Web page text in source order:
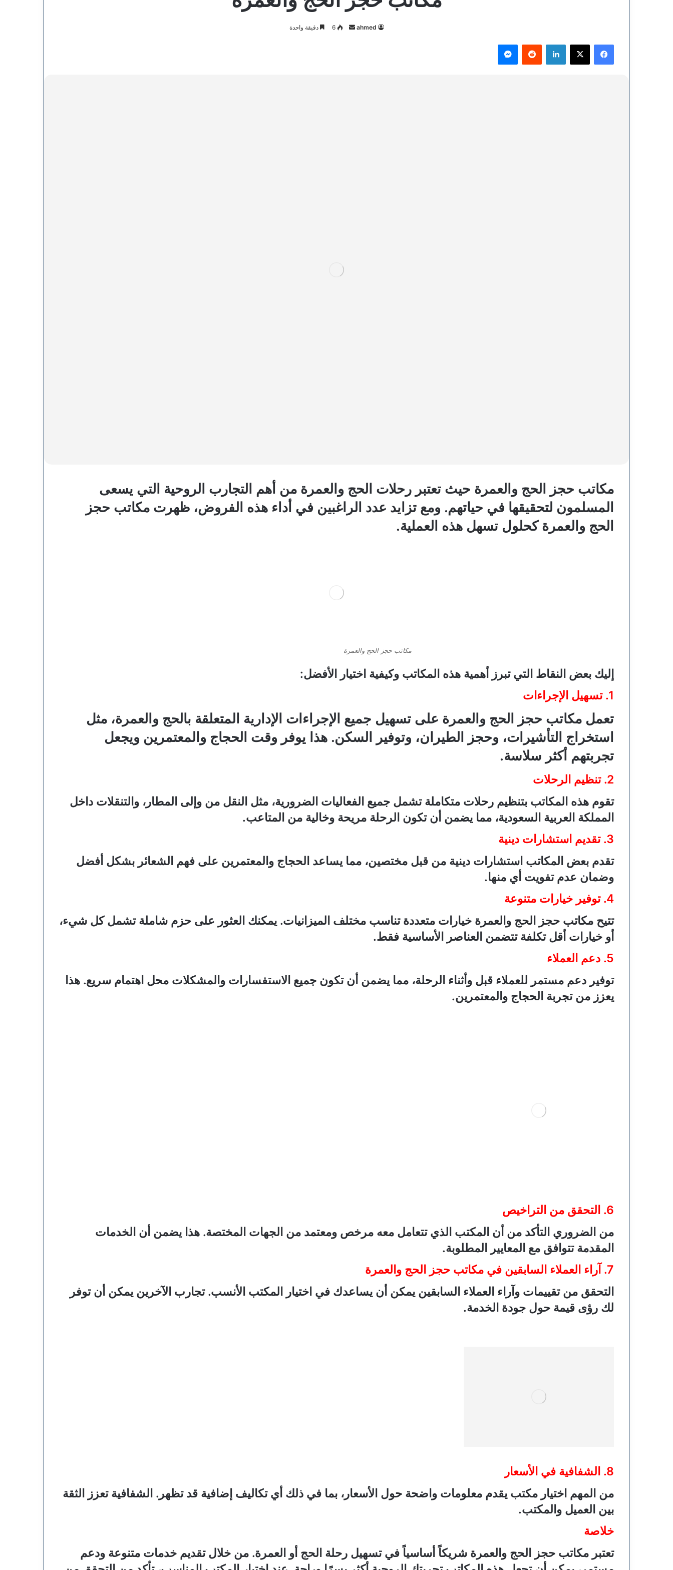
ahmed
أرسل6 دقيقة واحدة
فيسبوك ‫X لينكدإن ماسنجر
مكاتب حجز الحج والعمرة حيث تعتبر رحلات الحج والعمرة من أهم التجارب الروحية التي يسعى
المسلمون لتحقيقها في حياتهم. ومع تزايد عدد الراغبين في أداء هذه الفروض، ظهرت مكاتب حجز
الحج والعمرة كحلول تسهل هذه العملية.
مكاتب حجز الحج والعمرة
إليك بعض النقاط التي تبرز أهمية هذه المكاتب وكيفية اختيار الأفضل:
1. تسهيل الإجراءات
تعمل مكاتب حجز الحج والعمرة على تسهيل جميع الإجراءات الإدارية المتعلقة بالحج والعمرة، مثل
استخراج التأشيرات، وحجز الطيران، وتوفير السكن. هذا يوفر وقت الحجاج والمعتمرين ويجعل
تجربتهم أكثر سلاسة.
2. تنظيم الرحلات
تقوم هذه المكاتب بتنظيم رحلات متكاملة تشمل جميع الفعاليات الضرورية، مثل النقل من وإلى المطار، والتنقلات داخل
المملكة العربية السعودية، مما يضمن أن تكون الرحلة مريحة وخالية من المتاعب.
3. تقديم استشارات دينية
تقدم بعض المكاتب استشارات دينية من قبل مختصين، مما يساعد الحجاج والمعتمرين على فهم الشعائر بشكل أفضل
وضمان عدم تفويت أي منها.
4. توفير خيارات متنوعة
تتيح مكاتب حجز الحج والعمرة خيارات متعددة تناسب مختلف الميزانيات. يمكنك العثور على حزم شاملة تشمل كل شيء،
أو خيارات أقل تكلفة تتضمن العناصر الأساسية فقط.
5. دعم العملاء
توفير دعم مستمر للعملاء قبل وأثناء الرحلة، مما يضمن أن تكون جميع الاستفسارات والمشكلات محل اهتمام سريع. هذا
يعزز من تجربة الحجاج والمعتمرين.
6. التحقق من التراخيص
من الضروري التأكد من أن المكتب الذي تتعامل معه مرخص ومعتمد من الجهات المختصة. هذا يضمن أن الخدمات
المقدمة تتوافق مع المعايير المطلوبة.
7. آراء العملاء السابقين في مكاتب حجز الحج والعمرة
التحقق من تقييمات وآراء العملاء السابقين يمكن أن يساعدك في اختيار المكتب الأنسب. تجارب الآخرين يمكن أن توفر
لك رؤى قيمة حول جودة الخدمة.
8. الشفافية في الأسعار
من المهم اختيار مكتب يقدم معلومات واضحة حول الأسعار، بما في ذلك أي تكاليف إضافية قد تظهر. الشفافية تعزز الثقة
بين العميل والمكتب.
خلاصة
تعتبر مكاتب حجز الحج والعمرة شريكاً أساسياً في تسهيل رحلة الحج أو العمرة. من خلال تقديم خدمات متنوعة ودعم